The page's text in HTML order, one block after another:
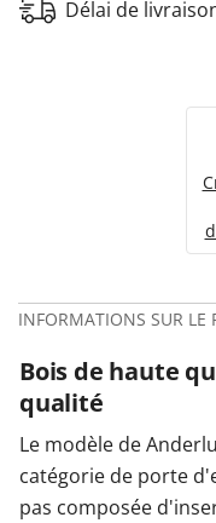
Délai de
INFORMATIONS SUR LE
Bois de haute
qualité
Le modèle de
catégorie de porte
pas composée